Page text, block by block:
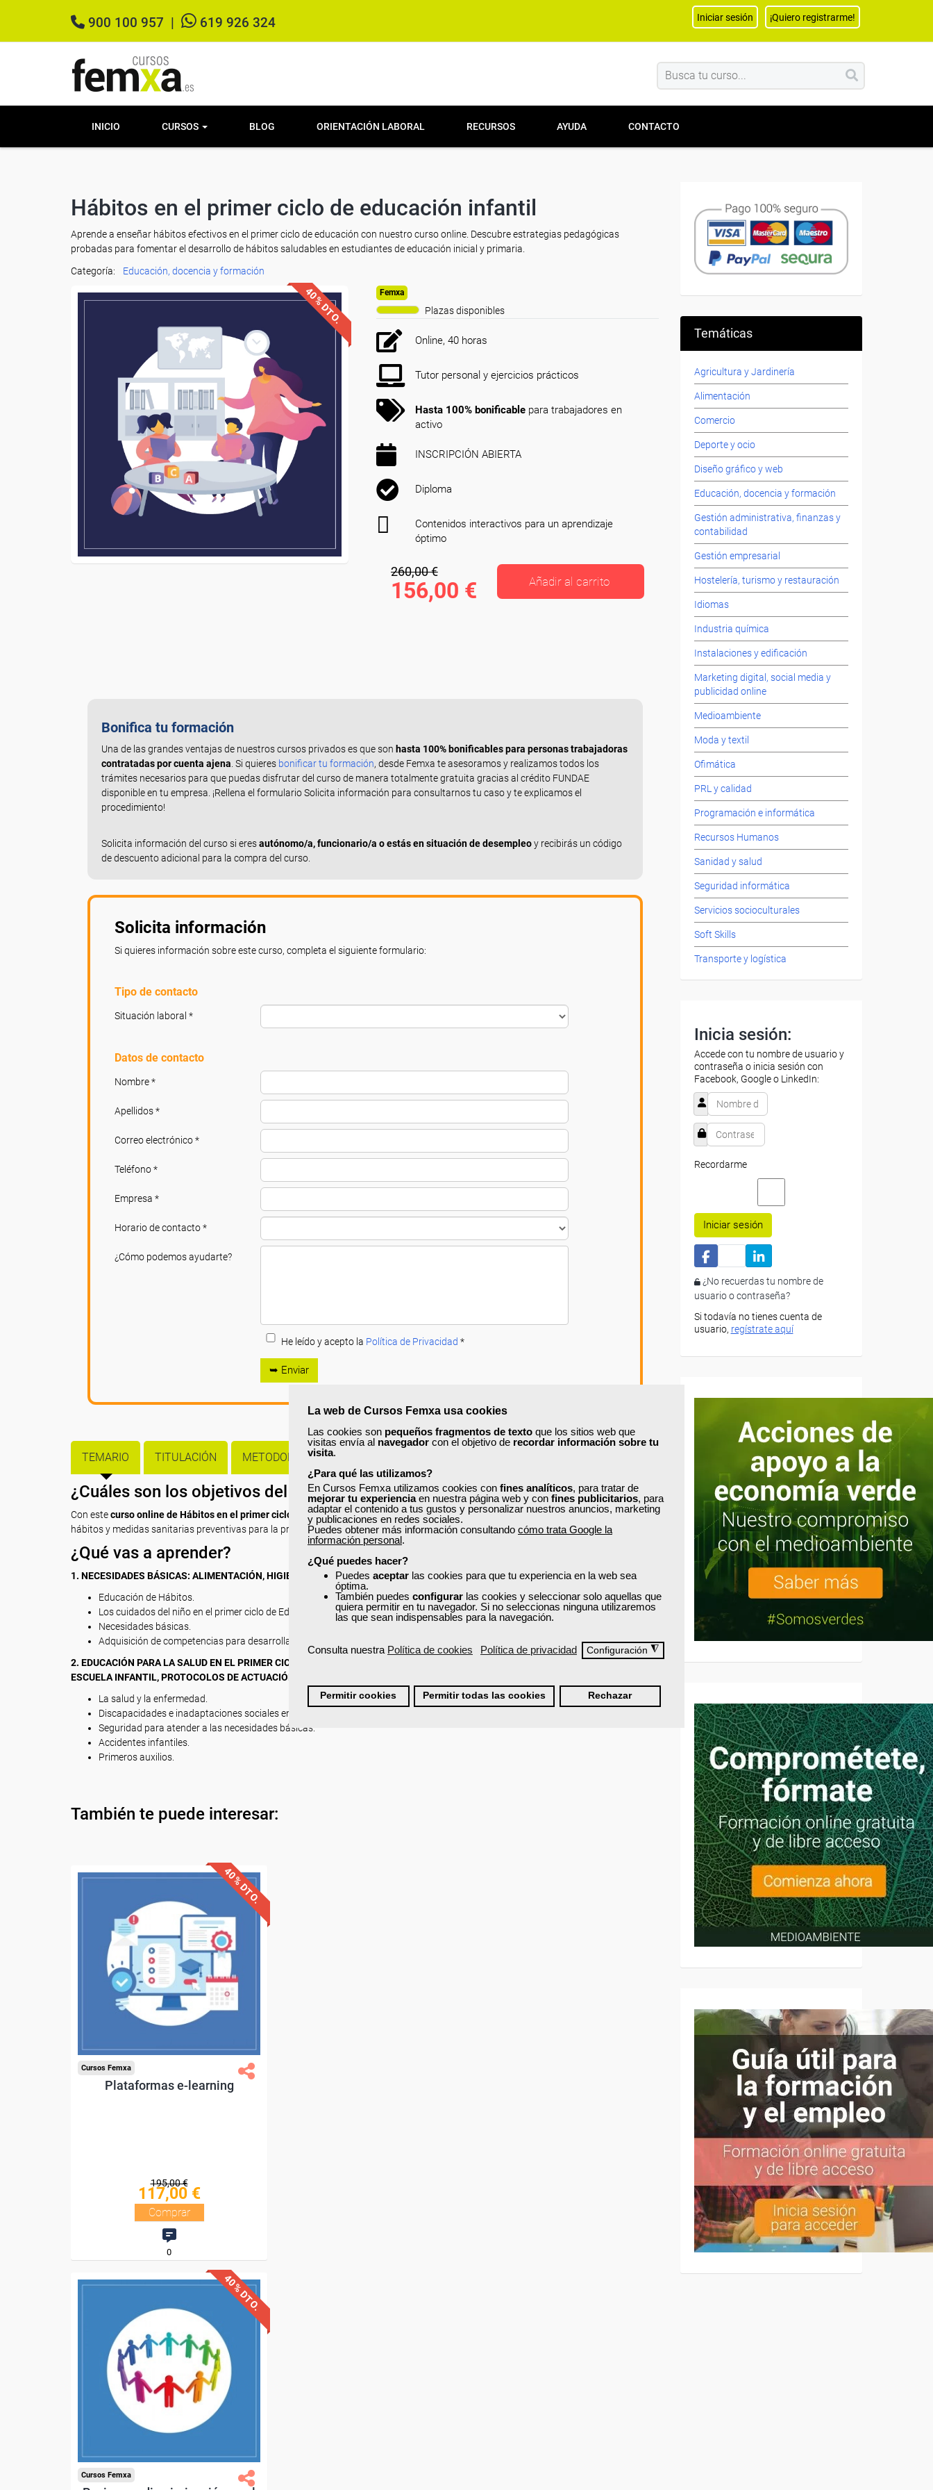
La web de Cursos Femxa usa cookies
Las cookies son pequeños fragmentos de texto que los sitios web que
visitas envía al navegador con el objetivo de recordar información sobre tu
visita.
¿Para qué las utilizamos?
En Cursos Femxa utilizamos cookies con fines analíticos, para tratar de
mejorar tu experienciaen nuestra página web y con fines publicitarios, para
adaptar el contenido a tus gustos y personalizar nuestros anuncios, marketing
y publicaciones en redes sociales.
Puedes obtener más información consultando cómo trata Google la
información personal.
¿Qué puedes hacer?
Puedes aceptar las cookies para que tu experiencia en la web sea
óptima.
También puedes configurar las cookies y seleccionar solo aquellas que
quiera permitir en tu navegador. Si no seleccionas ninguna utilizaremos
las que sean indispensables para la navegación.
Consulta nuestra Política de cookies Política de privacidad Configuración ◮
Permitir cookies Permitir todas las cookies Rechazar
900 100 957 619 926 324 Iniciar sesión ¡Quiero registrarme!
INICIO CURSOS BLOG ORIENTACIÓN LABORAL RECURSOS AYUDA CONTACTO
Hábitos en el primer ciclo de educación infantil
Aprende a enseñar hábitos efectivos en el primer ciclo de educación con nuestro curso online. Descubre estrategias pedagógicas
probadas para fomentar el desarrollo de hábitos saludables en estudiantes de educación inicial y primaria.
Categoría:
Educación, docencia y formación
40% DTO. Femxa
Plazas disponibles
Online, 40 horas
Tutor personal y ejercicios prácticos
Hasta 100% bonificable para trabajadores en
activo
INSCRIPCIÓN ABIERTA
Diploma
Contenidos interactivos para un aprendizaje
óptimo
260,00 €
156,00 € Añadir al carrito
Bonifica tu formación
Una de las grandes ventajas de nuestros cursos privados es que son hasta 100% bonificables para personas trabajadoras
contratadas por cuenta ajena . Si quieres bonificar tu formación, desde Femxa te asesoramos y realizamos todos los
trámites necesarios para que puedas disfrutar del curso de manera totalmente gratuita gracias al crédito FUNDAE
disponible en tu empresa. ¡Rellena el formulario Solicita información para consultarnos tu caso y te explicamos el
procedimiento!
Solicita información del curso si eresautónomo/a, funcionario/a o estás en situación de desempleoy recibirás un código
de descuento adicional para la compra del curso.
Solicita información
Si quieres información sobre este curso, completa el siguiente formulario:
Tipo de contacto
Situación laboral *
Datos de contacto
Nombre *
Apellidos *
Correo electrónico *
Teléfono *
Empresa *
Horario de contacto *
¿Cómo podemos ayudarte?
He leído y acepto la Política de Privacidad *
➥ Enviar
TEMARIO TITULACIÓN METODOLOGÍA
¿Cuáles son los objetivos del curso?
Con estecurso online de Hábitos en el primer ciclo de educación infantil,aprenderás habilidades y competencias necesarias sobre
hábitos y medidas sanitarias preventivas para la promoción de la salud en el primer ciclo de Educación Infantil.
¿Qué vas a aprender?
1. NECESIDADES BÁSICAS: ALIMENTACIÓN, HIGIENE, DESCANSO, AFECTO. IMPLICACIONES EDUCATIVAS.
Educación de Hábitos.
Los cuidados del niño en el primer ciclo de Educación Infantil.
Necesidades básicas.
Adquisición de competencias para desarrollar hábitos saludables en el niño.
2. EDUCACIÓN PARA LA SALUD EN EL PRIMER CICLO DE EDUCACIÓN INFANTIL. PREVENCIÓN Y PROMOCIÓN DE LA SALUD EN LA
ESCUELA INFANTIL, PROTOCOLOS DE ACTUACIÓN, MEDIDAS DE PREVENCIÓN DE ENFERMEDADES Y ACCIDENTES.
La salud y la enfermedad.
Discapacidades e inadaptaciones sociales en la escuela.
Seguridad para atender a las necesidades básicas.
Accidentes infantiles.
Primeros auxilios.
También te puede interesar:
Descuentos especiales
Sin requisitos de acceso
Diploma.
Compra segura
40% DTO.
Cursos Femxa
Plataformas e-learning
195,00 €
117,00 €
Comprar
0
Descuentos especiales
Sin requisitos de acceso
Diploma.
Compra segura
40% DTO.
Cursos Femxa
Temáticas
Agricultura y Jardinería
Alimentación
Comercio
Deporte y ocio
Diseño gráfico y web
Educación, docencia y formación
Gestión administrativa, finanzas y
contabilidad
Gestión empresarial
Hostelería, turismo y restauración
Idiomas
Industria química
Instalaciones y edificación
Marketing digital, social media y
publicidad online
Medioambiente
Moda y textil
Ofimática
PRL y calidad
Programación e informática
Recursos Humanos
Sanidad y salud
Seguridad informática
Servicios socioculturales
Soft Skills
Transporte y logística
Inicia sesión:
Accede con tu nombre de usuario y
contraseña o inicia sesión con
Facebook, Google o LinkedIn:
Recordarme
Iniciar sesión
¿No recuerdas tu nombre de
usuario o contraseña?
Si todavía no tienes cuenta de
usuario, regístrate aquí